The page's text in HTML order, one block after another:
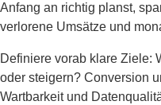
Anfang an richtig planst,
verlorene Umsätze und
Definiere vorab klare Ziele:
oder steigern? Conversion
Wartbarkeit und